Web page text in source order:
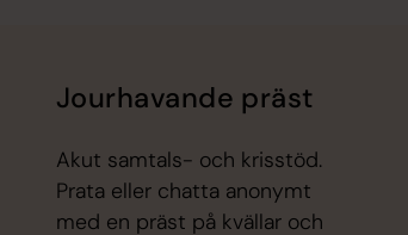
Jourhavande präst
Akut samtals- och krisstöd.
Prata eller chatta anonymt
med en präst på kvällar och